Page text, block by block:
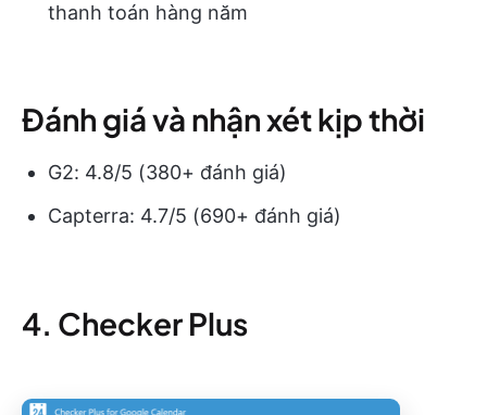
thanh toán hàng năm
Đánh giá và nhận xét kịp thời
G2: 4.8/5 (380+ đánh giá)
Capterra: 4.7/5 (690+ đánh giá)
4. Checker Plus